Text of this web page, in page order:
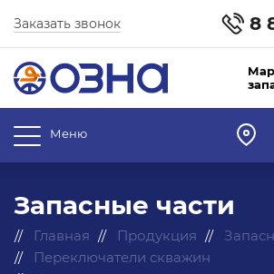
8
Заказать звонок
Меню
Запасные части
Главная Продукция
Переключатели скважин